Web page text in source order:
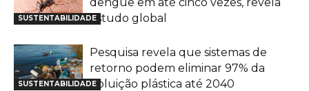
SUSTENTABILIDADEestudo global
SUSTENTABILIDADE
Pesquisa revela que sistemas de
retorno podem eliminar 97% da
poluição plástica até 2040